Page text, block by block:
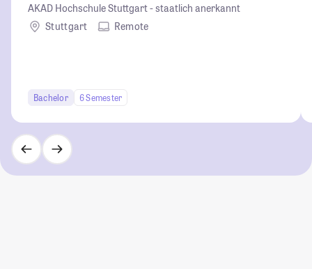
AKAD Hochschule Stuttgart - staatlich anerkannt
Stuttgart
Remote
Bachelor 6 Semester